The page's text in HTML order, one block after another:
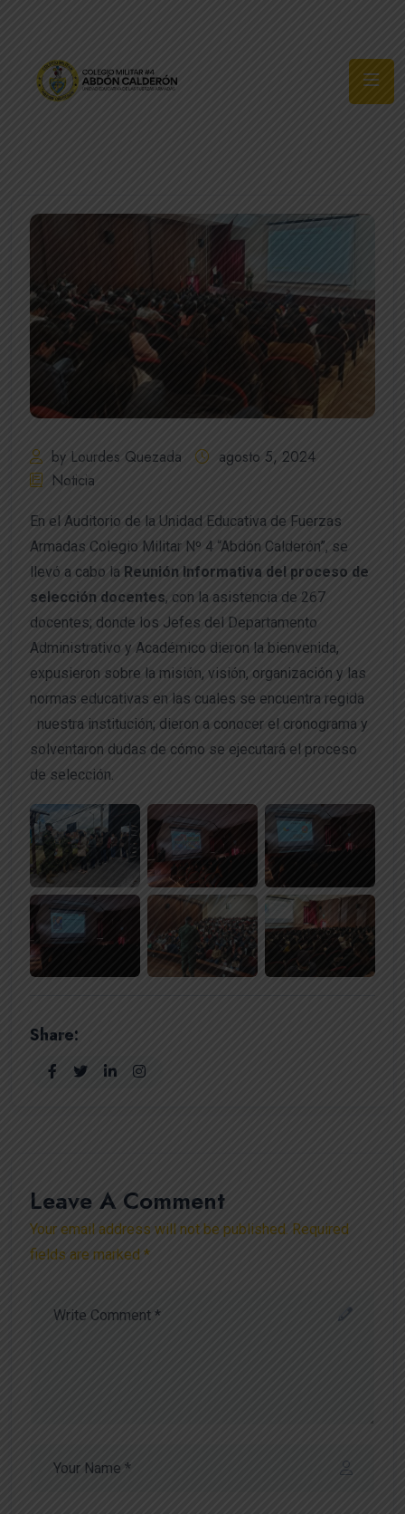
by Lourdes Quezada
agosto 5, 2024
Noticia
En el Auditorio de la Unidad Educativa de Fuerzas
Armadas Colegio Militar Nº 4 “Abdón Calderón”, se
llevó a cabo la Reunión Informativa del proceso de
selección docentes, con la asistencia de 267
docentes; donde los Jefes del Departamento
Administrativo y Académico dieron la bienvenida,
expusieron sobre la misión, visión, organización y las
normas educativas en las cuales se encuentra regida
nuestra institución; dieron a conocer el cronograma y
solventaron dudas de cómo se ejecutará el proceso
de selección.
Share:
Leave A Comment
Your email address will not be published. Required
fields are marked *